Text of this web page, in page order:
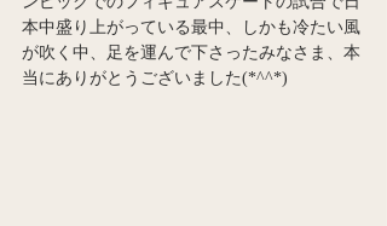
本中盛り上がっている最中、しかも冷たい風
が吹く中、足を運んで下さったみなさま、本
当にありがとうございました(*^^*)